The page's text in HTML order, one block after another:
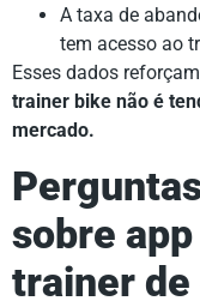
A taxa de
tem acesso ao
Esses dados
trainer bike não é
mercado.
sobre
trainer